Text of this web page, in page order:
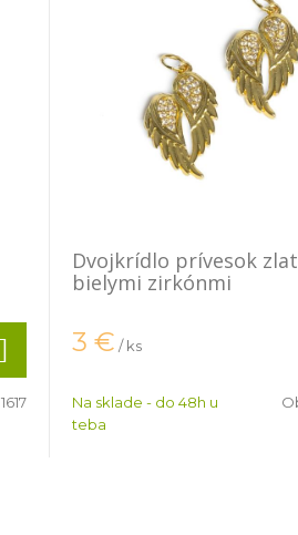
1617
Dvojkrídlo prívesok
bielymi zirkónmi
3 € / ks
Na sklade - do 48h u
teba